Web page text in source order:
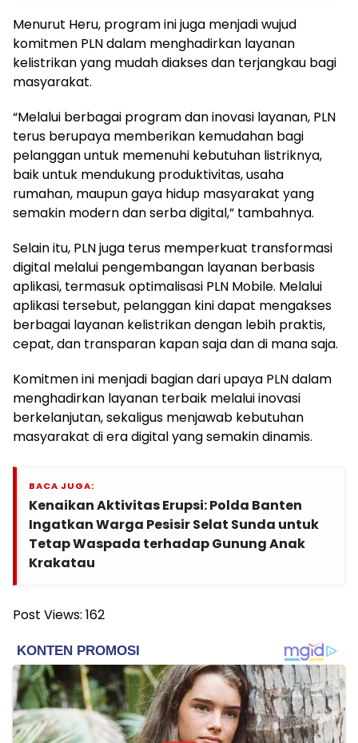
Menurut Heru, program ini juga menjadi wujud
komitmen PLN dalam menghadirkan layanan
kelistrikan yang mudah diakses dan terjangkau bagi
masyarakat.
“Melalui berbagai program dan inovasi layanan, PLN
terus berupaya memberikan kemudahan bagi
pelanggan untuk memenuhi kebutuhan listriknya,
baik untuk mendukung produktivitas, usaha
rumahan, maupun gaya hidup masyarakat yang
semakin modern dan serba digital,” tambahnya.
Selain itu, PLN juga terus memperkuat transformasi
digital melalui pengembangan layanan berbasis
aplikasi, termasuk optimalisasi PLN Mobile. Melalui
aplikasi tersebut, pelanggan kini dapat mengakses
berbagai layanan kelistrikan dengan lebih praktis,
cepat, dan transparan kapan saja dan di mana saja.
Komitmen ini menjadi bagian dari upaya PLN dalam
menghadirkan layanan terbaik melalui inovasi
berkelanjutan, sekaligus menjawab kebutuhan
masyarakat di era digital yang semakin dinamis.
BACA JUGA:
Kenaikan Aktivitas Erupsi: Polda Banten
Ingatkan Warga Pesisir Selat Sunda untuk
Tetap Waspada terhadap Gunung Anak
Krakatau
Post Views: 162